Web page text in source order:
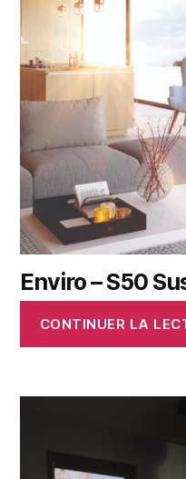
Enviro – S50
CONTINUER LA